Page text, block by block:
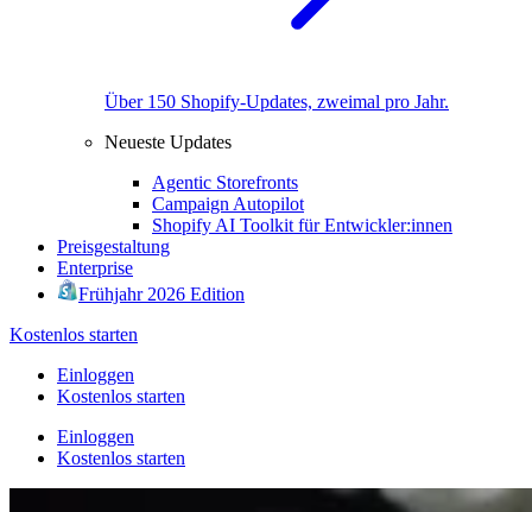
Über 150 Shopify-Updates, zweimal pro Jahr.
Neueste Updates
Agentic Storefronts
Campaign Autopilot
Shopify AI Toolkit für Entwickler:innen
Preisgestaltung
Enterprise
Frühjahr 2026 Edition
Kostenlos starten
Einloggen
Kostenlos starten
Einloggen
Kostenlos starten